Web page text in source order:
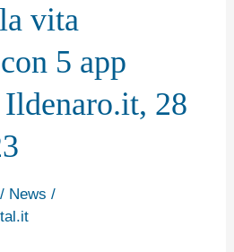
vita
5 app
28
/ News /